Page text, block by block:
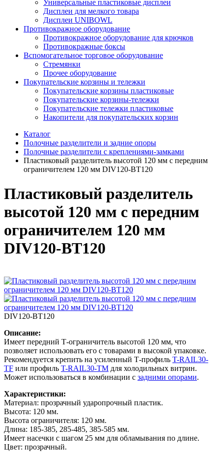
Универсальные пластиковые дисплеи
Дисплеи для мелкого товара
Дисплеи UNIBOWL
Противокражное оборудование
Противокражное оборудование для крючков
Противокражные боксы
Вспомогательное торговое оборудование
Стремянки
Прочее оборудование
Покупательские корзины и тележки
Покупательские корзины пластиковые
Покупательские корзины-тележки
Покупательские тележки пластиковые
Накопители для покупательских корзин
Каталог
Полочные разделители и задние опоры
Полочные разделители с креплениями-замками
Пластиковый разделитель высотой 120 мм с передним
ограничителем 120 мм DIV120-BT120
Пластиковый разделитель
высотой 120 мм с передним
ограничителем 120 мм
DIV120-BT120
DIV120-BT120
Описание:
Имеет передний Т-ограничитель высотой 120 мм, что
позволяет использовать его с товарами в высокой упаковке.
Рекомендуется крепить на усиленный Т-профиль T-RAIL30-
TF или профиль T-RAIL30-TM для холодильных витрин.
Может использоваться в комбинации с задними опорами.
Характеристики:
Материал: прозрачный ударопрочный пластик.
Высота: 120 мм.
Высота ограничителя: 120 мм.
Длина: 185-385, 285-485, 385-585 мм.
Имеет насечки с шагом 25 мм для обламывания по длине.
Цвет: прозрачный.